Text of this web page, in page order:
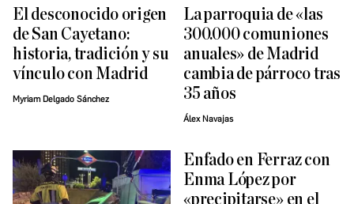
El desconocido origen
de San Cayetano:
historia, tradición y su
vínculo con Madrid
Myriam Delgado Sánchez
La parroquia de «las
300.000 comuniones
anuales» de Madrid
cambia de párroco tras
35 años
Álex Navajas
Enfado en Ferraz con
Enma López por
«precipitarse» en el